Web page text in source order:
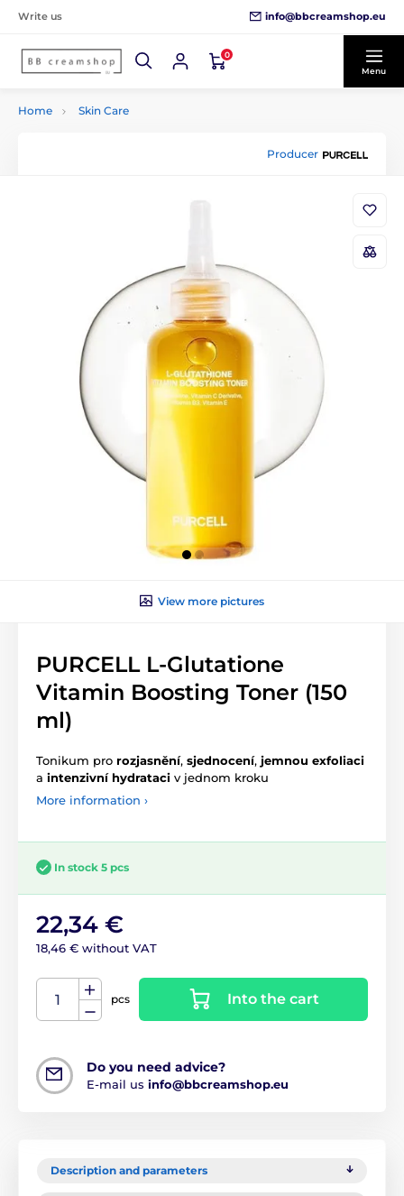
Write us info@bbcreamshop.eu
0
Menu
Home Skin Care
Producer
View more pictures
PURCELL L-Glutatione
Vitamin Boosting Toner (150
ml)
Tonikum pro rozjasnění, sjednocení, jemnou exfoliaci
a intenzivní hydrataci v jednom kroku
More information ›
In stock 5 pcs
22,34 €
18,46 € without VAT
pcs Into the cart
Do you need advice?
E-mail us info@bbcreamshop.eu
Description and parameters